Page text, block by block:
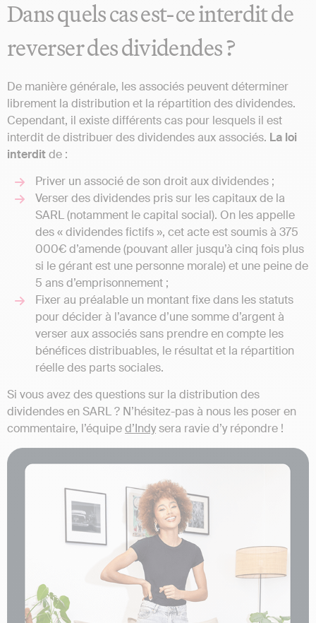
Dans quels cas est-ce interdit de
reverser des dividendes ?
De manière générale, les associés peuvent déterminer
librement la distribution et la répartition des dividendes.
Cependant, il existe différents cas pour lesquels il est
interdit de distribuer des dividendes aux associés. La loi
interditde :
Priver un associé de son droit aux dividendes ;
Verser des dividendes pris sur les capitaux de la
SARL (notamment le capital social). On les appelle
des « dividendes fictifs », cet acte est soumis à 375
000€ d’amende (pouvant aller jusqu’à cinq fois plus
si le gérant est une personne morale) et une peine de
5 ans d’emprisonnement ;
Fixer au préalable un montant fixe dans les statuts
pour décider à l’avance d’une somme d’argent à
verser aux associés sans prendre en compte les
bénéfices distribuables, le résultat et la répartition
réelle des parts sociales.
Si vous avez des questions sur la distribution des
dividendes en SARL ? N’hésitez-pas à nous les poser en
commentaire, l’équiped’Indysera ravie d’y répondre !